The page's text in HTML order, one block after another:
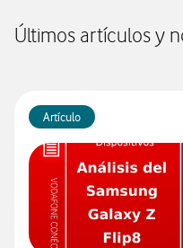
Últimos artículos y
Artículo